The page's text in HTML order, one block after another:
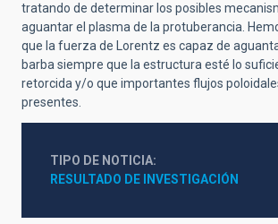
tratando de determinar los posibles
aguantar el plasma de la protuberancia.
que la fuerza de Lorentz es capaz de
barba siempre que la estructura esté lo
retorcida y/o que importantes flujos
presentes.
TIPO DE NOTICIA
RESULTADO DE INVESTIGACIÓN